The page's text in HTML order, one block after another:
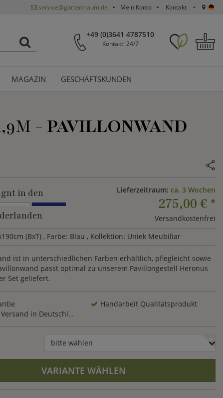
service@gartentraum.de Mein Konto Kontakt
+49 (0)3641 4787510
Kontakt: 24/7
MAGAZIN GESCHÄFTSKUNDEN
- PAVILLONWAND
in den
Lieferzeitraum: ca. 3 Wochen
275,00 € *
Versandkostenfrei
(BxT) , Farbe: Blau , Kollektion: Uniek Meubiliar
ist in unterschiedlichen Farben erhältlich, pflegleicht sowie
passt optimal zu unserem Pavillongestell Heronus
Set geliefert.
Handarbeit Qualitätsprodukt
in Deutschland
bitte wählen
VARIANTE WÄHLEN